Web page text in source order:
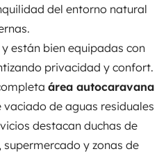
del entorno natural
están bien equipadas con
privacidad y confort.
área autocaravana
vaciado de aguas residuales
destacan duchas de
y zonas de